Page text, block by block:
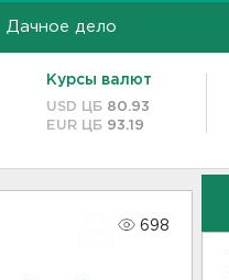
Дачное дело
Курсы валют
USD ЦБ 80.93
EUR ЦБ 93.19
698